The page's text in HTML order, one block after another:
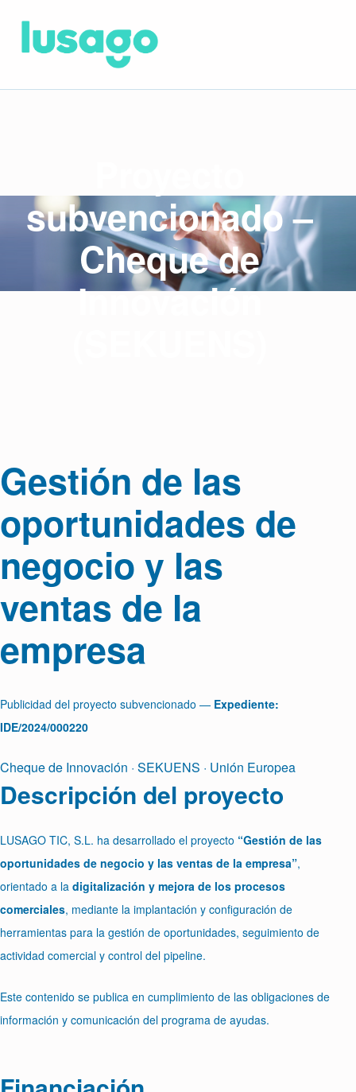
subvencionado –
Cheque de
Innovación
Gestión de las
oportunidades de
negocio y las
ventas de la
empresa
Publicidad del proyecto subvencionado — Expediente:
IDE/2024/000220
Cheque de Innovación · SEKUENS · Unión Europea
Descripción del proyecto
LUSAGO TIC, S.L. ha desarrollado el proyecto “Gestión de las
oportunidades de negocio y las ventas de la empresa”,
orientado a la digitalización y mejora de los procesos
comerciales, mediante la implantación y configuración de
herramientas para la gestión de oportunidades, seguimiento de
actividad comercial y control del pipeline.
Este contenido se publica en cumplimiento de las obligaciones de
información y comunicación del programa de ayudas.